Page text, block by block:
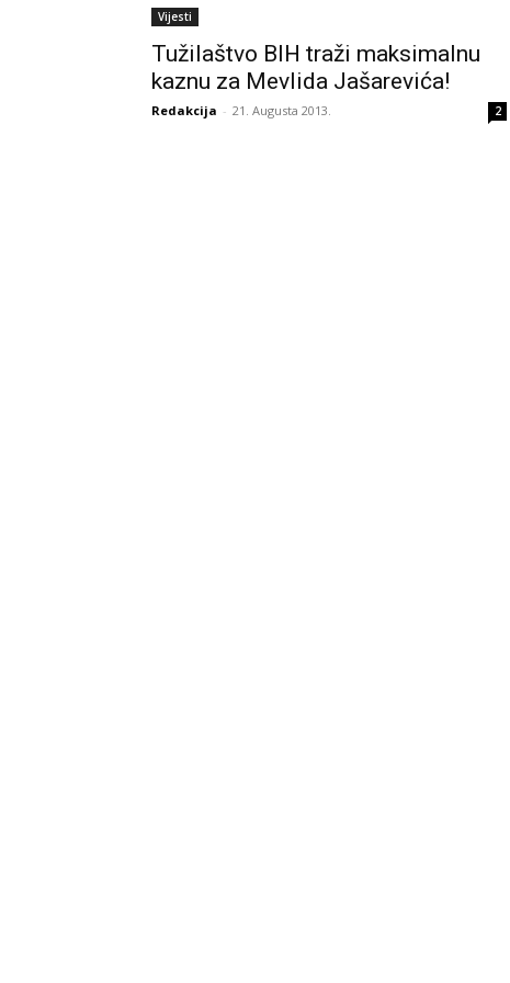
Vijesti
Tužilaštvo BIH traži maksimalnu
kaznu za Mevlida Jašarevića!
Redakcija - 21. Augusta 2013. 2